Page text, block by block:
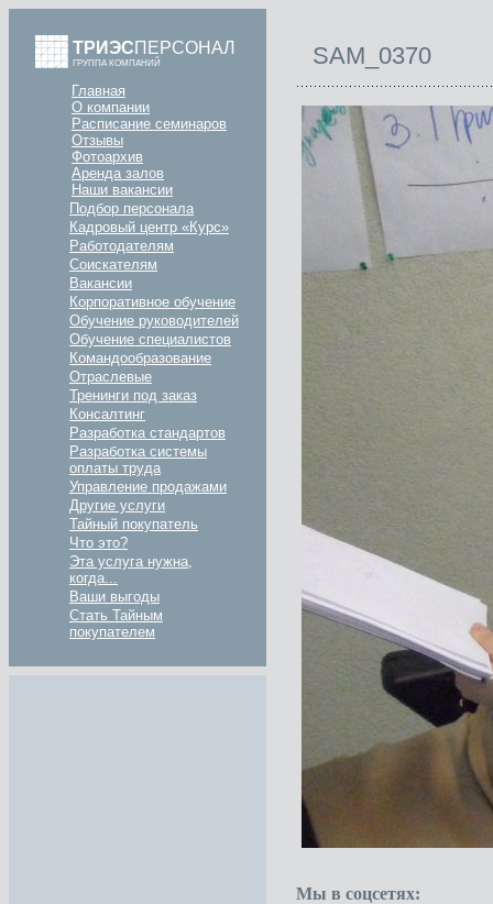
ТРИЭСПЕРСОНАЛ
ГРУППА КОМПАНИЙ
Главная
О компании
Расписание семинаров
Отзывы
Фотоархив
Аренда залов
Наши вакансии
Подбор персонала
Кадровый центр «Курс»
Работодателям
Соискателям
Вакансии
Корпоративное обучение
Обучение руководителей
Обучение специалистов
Командообразование
Отраслевые
Тренинги под заказ
Консалтинг
Разработка стандартов
Разработка системы
оплаты труда
Управление продажами
Другие услуги
Тайный покупатель
Что это?
Эта услуга нужна,
когда...
Ваши выгоды
Стать Тайным
покупателем
SAM_0370
Мы в соцсетях: